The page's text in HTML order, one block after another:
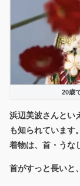
20歳
浜辺美波さんとい
も知られています。
着物は、首・うな
首がすっと長いと